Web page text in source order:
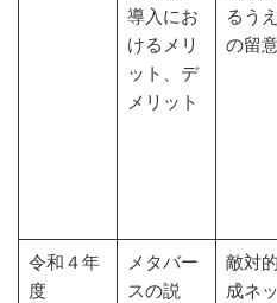
導入にお
けるメリ
ット、デ
メリット
るう
の留
令和４年
度
メタバー
スの説
敵対
成ネ